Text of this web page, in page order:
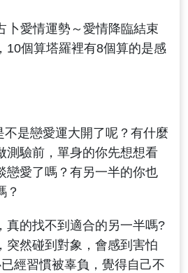
卜愛情運勢～愛情降臨結束
10個算塔羅裡有8個算的是感
是戀愛運大開了呢？有什麼
測驗前，單身的你先想想看
戀愛了嗎？有另一半的你也
？
真的找不到適合的另一半嗎?
突然碰到對象，會感到害怕
經習慣被辜負，覺得自己不